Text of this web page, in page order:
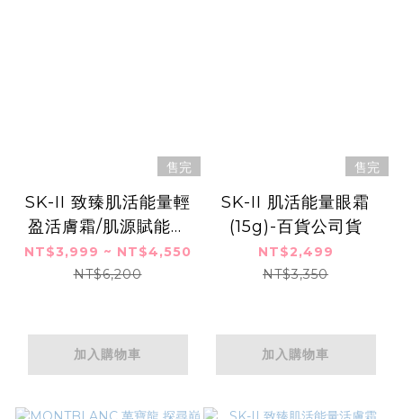
售完
SK-II 致臻肌活能量輕
盈活膚霜/肌源賦能煥
顏活膚霜(輕盈版)-
(80g)-百貨公司貨
NT$3,999 ~ NT$4,550
NT$6,200
加入購物車
售完
SK-II 肌活能量眼霜
(15g)-百貨公司貨
NT$2,499
NT$3,350
加入購物車